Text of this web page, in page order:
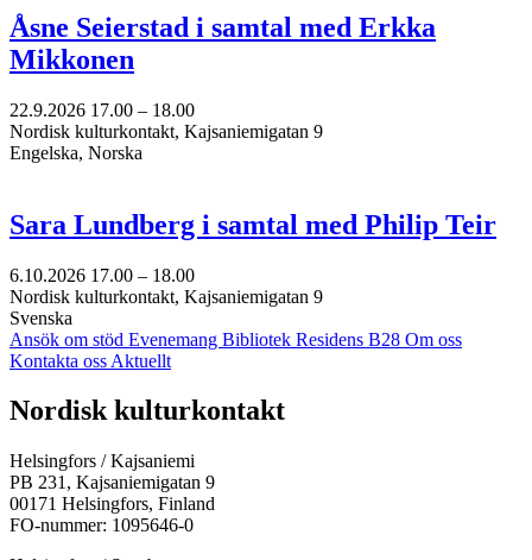
Åsne Seierstad i samtal med Erkka
Mikkonen
22.9.2026 17.00 – 18.00
Nordisk kulturkontakt, Kajsaniemigatan 9
Engelska, Norska
Sara Lundberg i samtal med Philip Teir
6.10.2026 17.00 – 18.00
Nordisk kulturkontakt, Kajsaniemigatan 9
Svenska
Ansök om stöd Evenemang Bibliotek Residens B28 Om oss
Kontakta oss Aktuellt
Facebook:
Öppnas
en
ny
flik
Instagram:
Öppnas
en
ny
flik
TikTok:
Öppnas
en
ny
flik
Youtube:
Öppnas
en
ny
flik
Vimeo:
Öppnas
en
ny
flik
Nordisk kulturkontakt
Helsingfors / Kajsaniemi
PB 231, Kajsaniemigatan 9
00171 Helsingfors, Finland
FO-nummer: 1095646-0